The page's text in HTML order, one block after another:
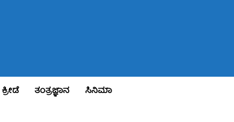
ಕ್ರೀಡೆ ತಂತ್ರಜ್ಞಾನ
ಸಿನಿಮಾ